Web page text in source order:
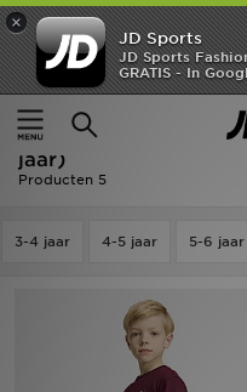
×
JD Sports
JD Sports
GRATIS - In
Thuis
Kids Kinderkleding
Kids - Roze Adidas
jaar)
Producten 5
3-4 jaar 4-5 jaar 5-6 jaar
New In
Heren
Dames